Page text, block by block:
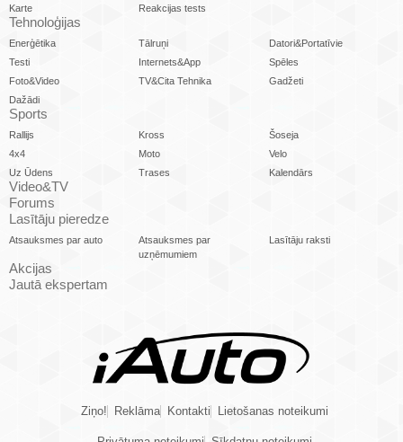
Karte
Reakcijas tests
Tehnoloģijas
Enerģētika Tālruņi
Datori&Portatīvie
Testi
Internets&App
Spēles
Foto&Video
TV&Cita Tehnika
Gadžeti
Dažādi
Sports
Rallijs Kross
Šoseja
4x4
Moto
Velo
Uz Ūdens
Trases Kalendārs
Video&TV
Forums
Lasītāju pieredze
Atsauksmes par auto
Atsauksmes par
uzņēmumiem
Lasītāju raksti
Akcijas
Jautā ekspertam
Ziņo! Reklāma Kontakti Lietošanas noteikumi